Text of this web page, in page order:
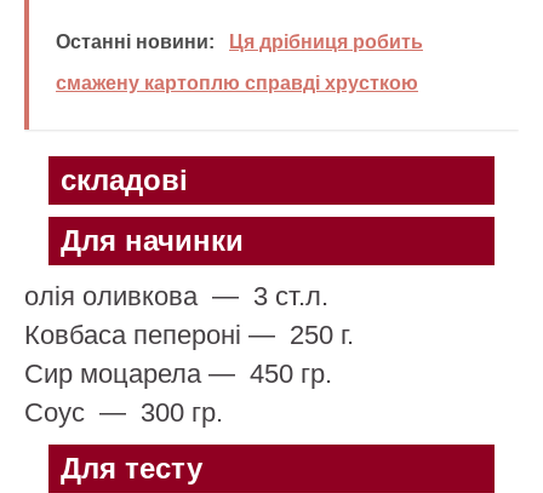
Останні новини:
Ця дрібниця робить
смажену картоплю справді хрусткою
складові
Для начинки
олія оливкова — 3 ст.л.
Ковбаса пепероні — 250 г.
Сир моцарела — 450 гр.
Соус — 300 гр.
Для тесту